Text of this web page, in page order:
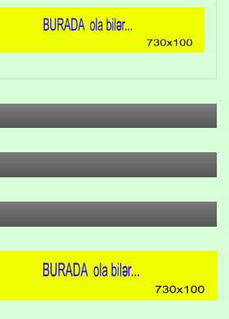
şəbəkələrdə söyüş niyə artıb?
- 1937-ci ildən fəaliyyətdə
udmayacaqsan... Sən bilirsən